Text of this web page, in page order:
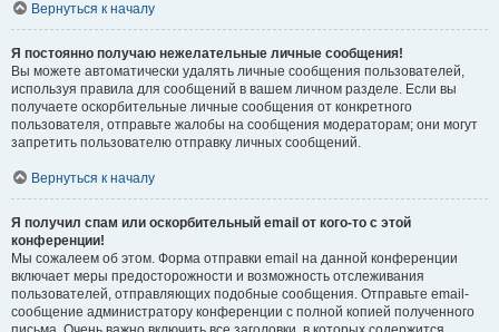
Вернуться к началу
Я постоянно получаю нежелательные личные сообщения!
Вы можете автоматически удалять личные сообщения пользователей,
используя правила для сообщений в вашем личном разделе. Если вы
получаете оскорбительные личные сообщения от конкретного
пользователя, отправьте жалобы на сообщения модераторам; они могут
запретить пользователю отправку личных сообщений.
Вернуться к началу
Я получил спам или оскорбительный email от кого-то с этой
конференции!
Мы сожалеем об этом. Форма отправки email на данной конференции
включает меры предосторожности и возможность отслеживания
пользователей, отправляющих подобные сообщения. Отправьте email-
сообщение администратору конференции с полной копией полученного